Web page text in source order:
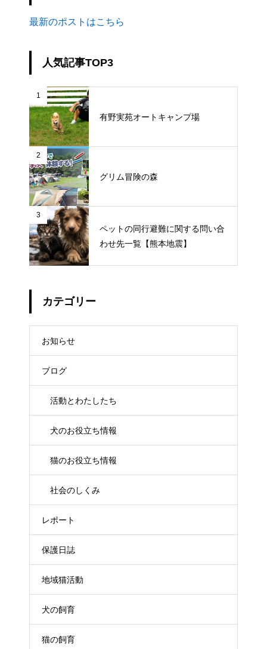
最新のポストはこちら
人気記事TOP3
1
有野実苑オートキャンプ場
2
グリム冒険の森
3
ペットの同行避難に関する問い合
わせ先一覧【熊本地震】
カテゴリー
お知らせ
ブログ
活動とわたしたち
犬のお役立ち情報
猫のお役立ち情報
社会のしくみ
レポート
保護日誌
地域猫活動
犬の飼育
猫の飼育